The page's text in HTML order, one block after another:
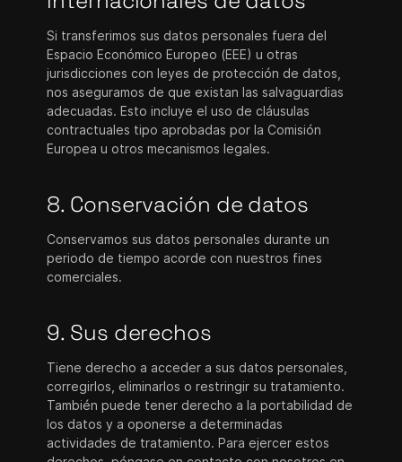
Si transferimos sus datos personales fuera del
Espacio Económico Europeo (EEE) u otras
jurisdicciones con leyes de protección de datos,
nos aseguramos de que existan las salvaguardias
adecuadas. Esto incluye el uso de cláusulas
contractuales tipo aprobadas por la Comisión
Europea u otros mecanismos legales.
8. Conservación de datos
Conservamos sus datos personales durante un
periodo de tiempo acorde con nuestros fines
comerciales.
9. Sus derechos
Tiene derecho a acceder a sus datos personales,
corregirlos, eliminarlos o restringir su tratamiento.
También puede tener derecho a la portabilidad de
los datos y a oponerse a determinadas
actividades de tratamiento. Para ejercer estos